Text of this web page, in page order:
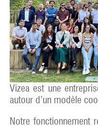
Vizea est une
autour d’un modèle
Notre fonctionnement